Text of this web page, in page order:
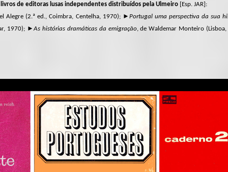
de editoras lusas independentes distribuídos pela Ulmeiro [Esp. JAR]:
Alegre (2.ª ed., Coimbra, Centelha, 1970); ► Portugal uma perspectiva da sua
1970); ►As histórias dramáticas da emigração, de Waldemar Monteiro